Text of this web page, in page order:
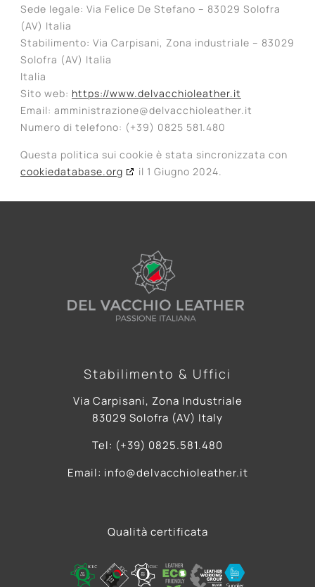
Sede legale: Via Felice De Stefano – 83029 Solofra
(AV) Italia
Stabilimento: Via Carpisani, Zona industriale – 83029
Solofra (AV) Italia
Italia
Sito web: https://www.delvacchioleather.it
Email: amministrazione@delvacchioleather.it
Numero di telefono: (+39) 0825 581.480
Questa politica sui cookie è stata sincronizzata con
cookiedatabase.org
il 1 Giugno 2024.
Stabilimento & Uffici
Via Carpisani, Zona Industriale
83029 Solofra (AV) Italy
Tel: (+39) 0825.581.480
Email: info@delvacchioleather.it
Qualità certificata